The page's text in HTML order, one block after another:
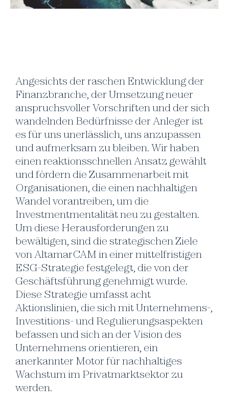
Angesichts der raschen Entwicklung der
Finanzbranche, der Umsetzung neuer
anspruchsvoller Vorschriften und der sich
wandelnden Bedürfnisse der Anleger ist
es für uns unerlässlich, uns anzupassen
und aufmerksam zu bleiben. Wir haben
einen reaktionsschnellen Ansatz gewählt
und fördern die Zusammenarbeit mit
Organisationen, die einen nachhaltigen
Wandel vorantreiben, um die
Investmentmentalität neu zu gestalten.
Um diese Herausforderungen zu
bewältigen, sind die strategischen Ziele
von AltamarCAM in einer mittelfristigen
ESG-Strategie festgelegt, die von der
Geschäftsführung genehmigt wurde.
Diese Strategie umfasst acht
Aktionslinien, die sich mit Unternehmens-,
Investitions- und Regulierungsaspekten
befassen und sich an der Vision des
Unternehmens orientieren, ein
anerkannter Motor für nachhaltiges
Wachstum im Privatmarktsektor zu
werden.